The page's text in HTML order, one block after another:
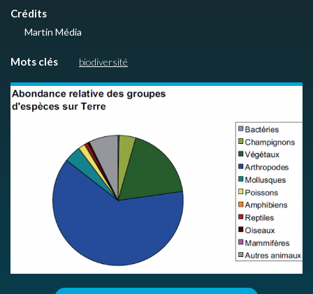
Crédits
Martin Média
Mots clés biodiversité